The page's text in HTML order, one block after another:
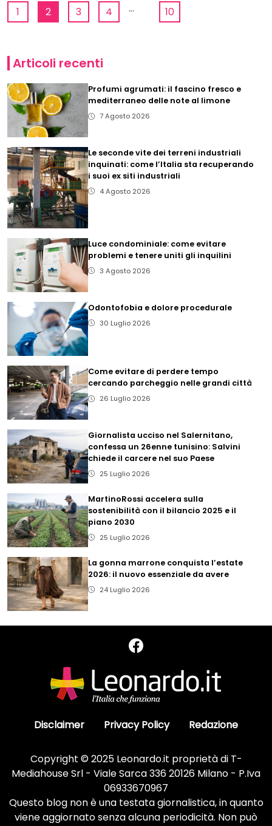
1 2 3 4 ... 10
Articoli recenti
Profumi agrumati: il fascino fresco e
mediterraneo delle note al limone
7 Agosto 2026
Le seconde vite dei terreni industriali
inquinati: come l’Italia sta recuperando
i suoi ex siti industriali
4 Agosto 2026
Luce condominiale: come evitare
problemi e tenere uniti gli inquilini
3 Agosto 2026
Odontofobia e dolore procedurale
30 Luglio 2026
Come evitare di perdere tempo
cercando parcheggio nelle grandi città
26 Luglio 2026
Giornalista ucciso nel Salernitano,
confessa un 26enne tunisino: Salvini
chiede il carcere nel suo Paese
25 Luglio 2026
MartinoRossi accelera sulla
sostenibilità con il bilancio 2025 e il
piano 2030
25 Luglio 2026
La gonna marrone conquista l’estate
2026: il nuovo essenziale da avere
24 Luglio 2026
Disclaimer Privacy Policy Redazione
Copyright © 2025 Leonardo.it proprietà di T-
Mediahouse Srl - Viale Sarca 336 20126 Milano - P.Iva
06933670967
Questo blog non è una testata giornalistica, in quanto
viene aggiornato senza alcuna periodicità. Non può